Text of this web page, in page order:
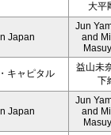
大平
Japan
Jun
and
キャピタル
益山未
下
Japan
Jun
and